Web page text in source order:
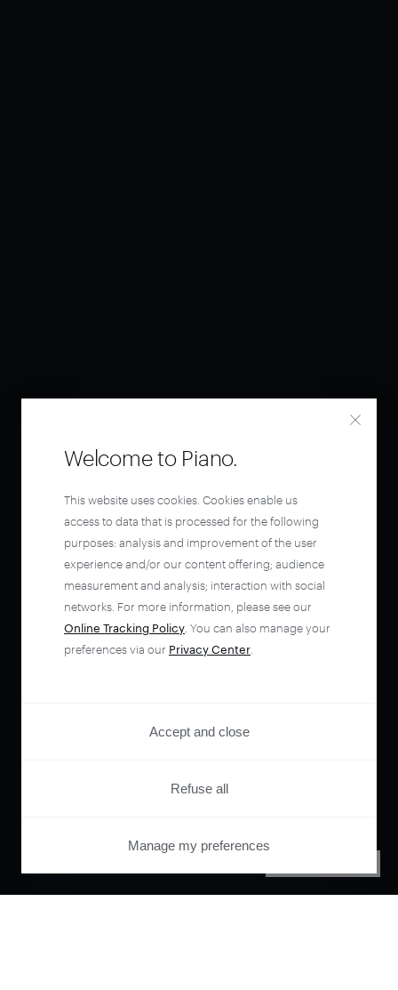
Welcome to Piano.
This website uses cookies. Cookies enable us
access to data that is processed for the following
purposes: analysis and improvement of the user
experience and/or our content offering; audience
measurement and analysis; interaction with social
networks. For more information, please see our
Online Tracking Policy . You can also manage your
preferences via our Privacy Center
Accept and close
Refuse all
Manage my preferences